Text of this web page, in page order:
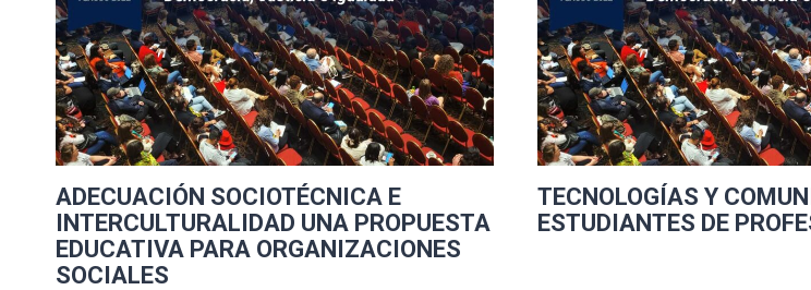
ADECUACIÓN SOCIOTÉCNICA E
INTERCULTURALIDAD UNA PROPUESTA
EDUCATIVA PARA ORGANIZACIONES
SOCIALES
TECNOLOGÍAS Y
ESTUDIANTES DE